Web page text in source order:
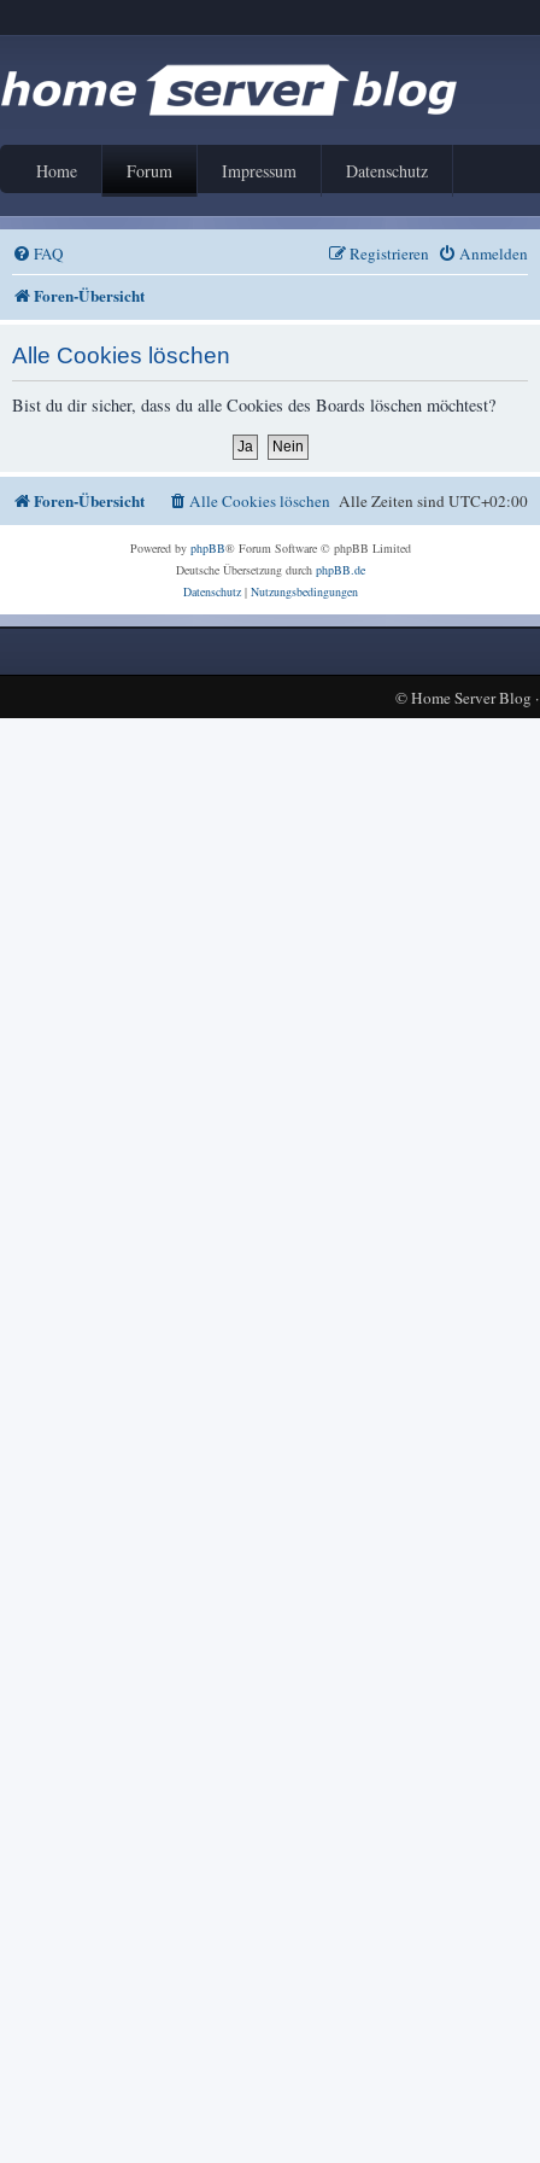
Home Forum Impressum Datenschutz
FAQ Anmelden
Registrieren
Foren-Übersicht
Alle Cookies löschen
Bist du dir sicher, dass du alle Cookies des Boards löschen möchtest?
Foren-Übersicht Alle Zeiten sindUTC+02:00
Alle Cookies löschen
Powered by phpBB® Forum Software © phpBB Limited
Deutsche Übersetzung durch phpBB.de
Datenschutz| Nutzungsbedingungen
©Home Server Blog